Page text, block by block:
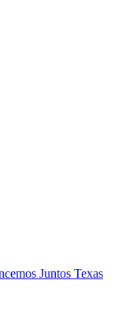
Juntos Texas